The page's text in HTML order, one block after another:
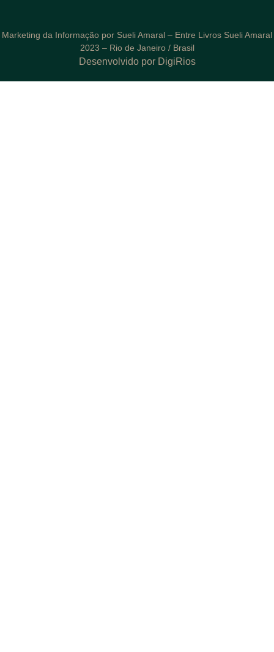
Marketing da Informação por Sueli Amaral – Entre Livros Sueli Amaral
2023 – Rio de Janeiro / Brasil
Desenvolvido por DigiRios